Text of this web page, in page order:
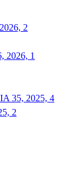
2
2026, 1
35, 2025, 4
2